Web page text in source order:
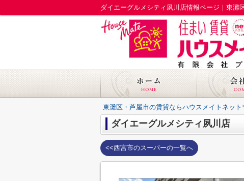
ダイエーグルメシティ夙川店情報ページ｜東
東灘区・芦屋市の賃貸ならハウスメイトネット
ダイエーグルメシティ夙川店
<<西宮市のスーパーの一覧へ